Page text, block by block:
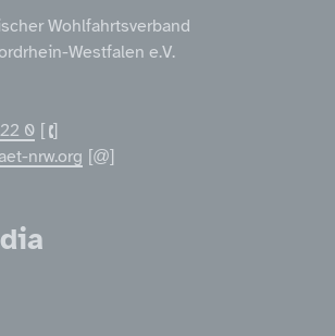
Wohlfahrtsverband
Westfalen e.V.
0
nrw.org